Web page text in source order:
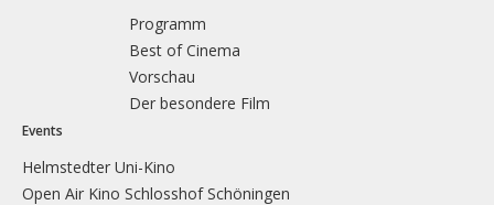
Programm
Best of Cinema
Vorschau
Der besondere Film
Events
Helmstedter Uni-Kino
Open Air Kino Schlosshof Schöningen